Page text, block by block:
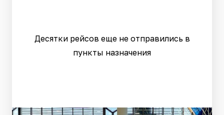
Десятки рейсов еще не отправились в
пункты назначения